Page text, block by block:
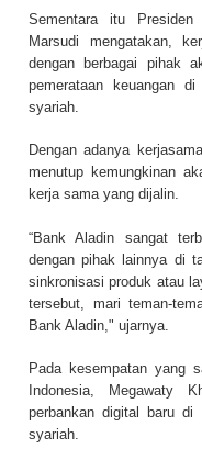
Sementara itu
Marsudi mengatakan,
dengan berbagai pihak
pemerataan keuangan
syariah.
Dengan adanya
menutup kemungkinan
kerja sama yang dijalin.
“Bank Aladin sangat
dengan pihak lainnya di
sinkronisasi produk atau
tersebut, mari teman-
Bank Aladin," ujarnya.
Pada kesempatan yang
Indonesia, Megawaty
perbankan digital baru di
syariah.